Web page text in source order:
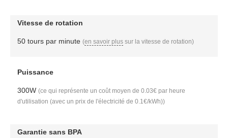
Vitesse de rotation
50 tours par minute (en savoir plussur la vitesse de rotation)
Puissance
300W (ce qui représente un coût moyen de 0.03€ par heure
d'utilisation (avec un prix de l'électricité de 0.1€/kWh))
Garantie sans BPA